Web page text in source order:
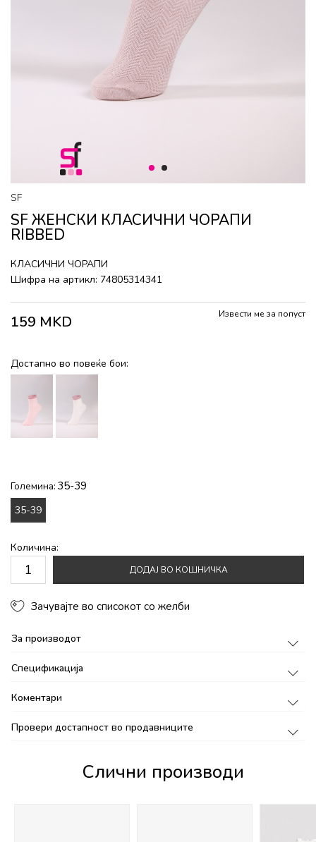
1 2
SF
SF ЖЕНСКИ КЛАСИЧНИ ЧОРАПИ
RIBBED
КЛАСИЧНИ ЧОРАПИ
Шифра на артикл: 74805314341
159 MKD Извести ме за попуст
Достапно во повеќе бои:
Големина: 35-39
35-39
Количина:
ДОДАЈ ВО КОШНИЧКА
Зачувајте во списокот со желби
За производот
Спецификација
Коментари
Провери достапност во продавниците
Слични производи